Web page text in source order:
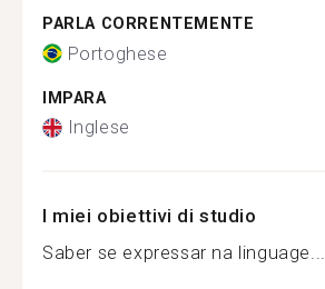
PARLA CORRENTEMENTE
Portoghese
IMPARA
Inglese
I miei obiettivi di studio
Saber se expressar na linguage...